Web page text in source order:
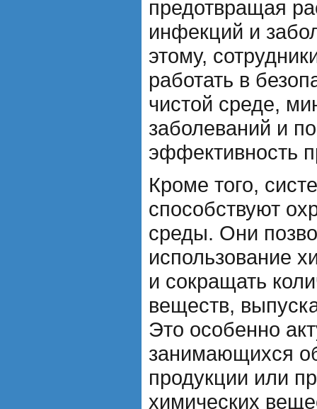
предотвращая
инфекций и
этому,
работать в
чистой среде,
заболеваний и
эффективность
Кроме того,
способствуют
среды. Они
использование
и сокращать
веществ,
Это особенно
занимающихся
продукции или
химических